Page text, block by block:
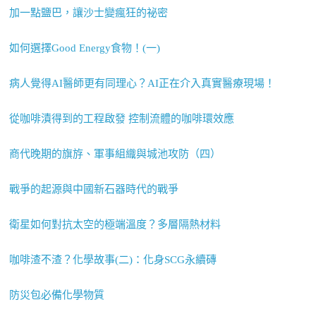
加一點鹽巴，讓沙士變瘋狂的祕密
如何選擇Good Energy食物！(一)
病人覺得AI醫師更有同理心？AI正在介入真實醫療現場！
從咖啡漬得到的工程啟發 控制流體的咖啡環效應
商代晚期的旗斿、軍事組織與城池攻防（四）
戰爭的起源與中國新石器時代的戰爭
衛星如何對抗太空的極端溫度？多層隔熱材料
咖啡渣不渣？化學故事(二)：化身SCG永續磚
防災包必備化學物質